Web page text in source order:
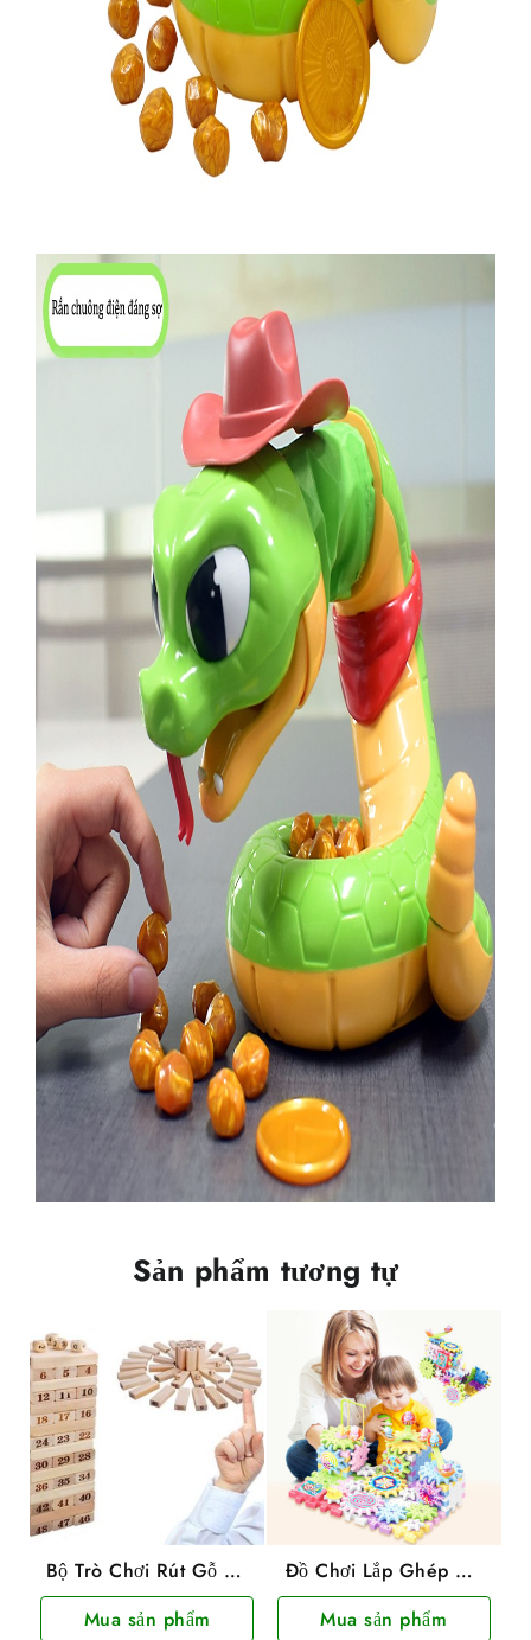
Sản phẩm tương tự
Bộ Trò Chơi Rút Gỗ 48
Thanh Wood Toy Loại
Lớn (Hộp Vàng)
Mua sản phẩm
Đồ Chơi Lắp Ghép Mô
Hình 83 Món DIY Cho
Bé
Mua sản phẩm